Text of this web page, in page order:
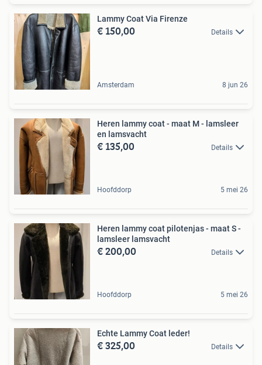
Lammy Coat Via Firenze
€ 150,00 Details
Amsterdam 8 jun 26
Heren lammy coat - maat M - lamsleer
en lamsvacht
€ 135,00 Details
Hoofddorp 5 mei 26
Heren lammy coat pilotenjas - maat S -
lamsleer lamsvacht
€ 200,00 Details
Hoofddorp 5 mei 26
Echte Lammy Coat leder!
€ 325,00 Details